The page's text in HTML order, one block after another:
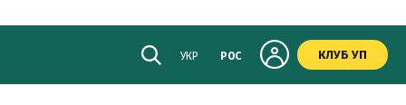
УКР РОС КЛУБ УП